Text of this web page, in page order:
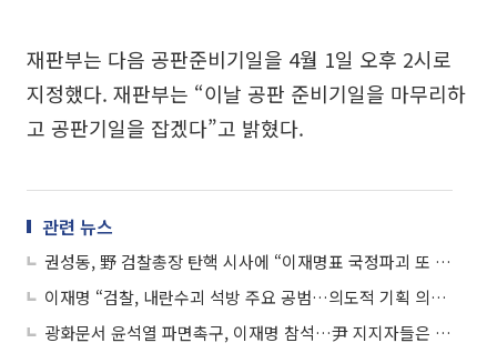
재판부는 다음 공판준비기일을 4월 1일 오후 2시로
지정했다. 재판부는 “이날 공판 준비기일을 마무리하
고 공판기일을 잡겠다”고 밝혔다.
관련 뉴스
권성동, 野 검찰총장 탄핵 시사에 “이재명표 국정파괴 또 도져”
이재명 “검찰, 내란수괴 석방 주요 공범…의도적 기획 의심”
광화문서 윤석열 파면촉구, 이재명 참석…尹 지지자들은 관저 앞